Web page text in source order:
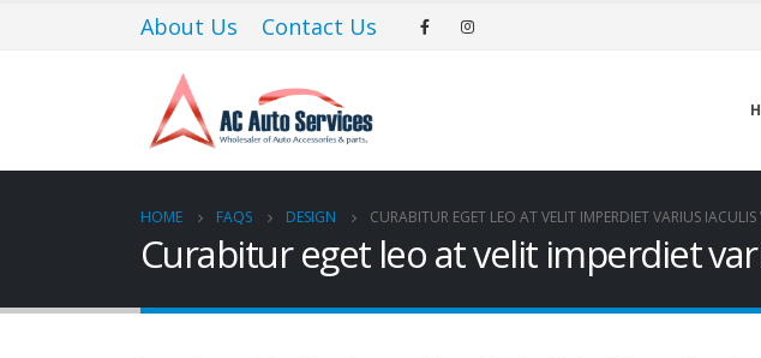
Il portoghese a carica manuale Eight Days è disponibile sia in oro rosso (20.000 CHF) che in
lancette e i numeri applicati che sei abituato a vedere dalla famiglia portoghese.
About Us Contact Us
HOME FAQS DESIGN CURABITUR EGET LEO AT VELIT IMPERDIET VARIUS IACULIS
Curabitur eget leo at velit imperdiet